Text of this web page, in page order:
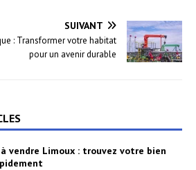
SUIVANT
: Transformer votre habitat
pour un avenir durable
vendre Limoux : trouvez votre bien